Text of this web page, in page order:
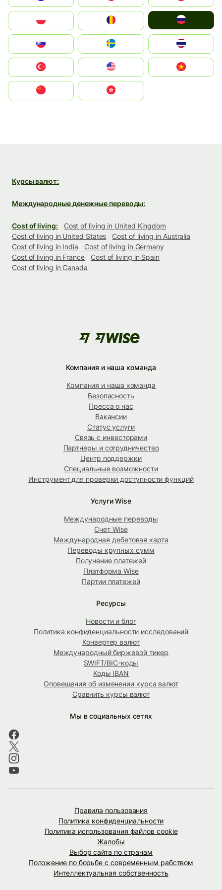
United States
中國香港特別行政區
Курсы валют:
Международные денежные переводы:
Cost of living:
Cost of living in United Kingdom
Cost of living in United States
Cost of living in Australia
Cost of living in India
Cost of living in Germany
Cost of living in France
Cost of living in Spain
Cost of living in Canada
Компания и наша команда
Компания и наша команда
Безопасность
Пресса о нас
Вакансии
Статус услуги
Связь с инвесторами
Партнеры и сотрудничество
Центр поддержки
Специальные возможности
Инструмент для проверки доступности функций
Услуги Wise
Международные переводы
Счет Wise
Международная дебетовая карта
Переводы крупных сумм
Получение платежей
Платформа Wise
Партии платежей
Ресурсы
Новости и блог
Политика конфиденциальности исследований
Конвертер валют
Международный биржевой тикер
SWIFT/BIC-коды
Коды IBAN
Оповещения об изменении курса валют
Сравнить курсы валют
Мы в социальных сетях
Правила пользования
Политика конфиденциальности
Политика использования файлов cookie
Жалобы
Выбор сайта по странам
Положение по борьбе с современным рабством
Интеллектуальная собственность